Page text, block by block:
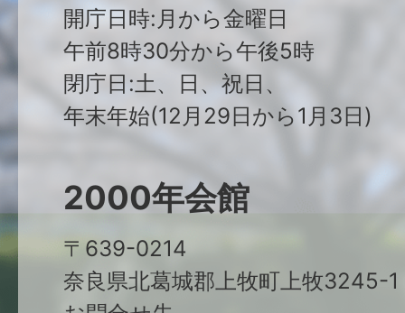
開庁日時:月から金曜日
午前8時30分から午後5時
閉庁日:土、日、祝日、
年末年始(12月29日から1月3日)
2000年会館
〒639-0214
奈良県北葛城郡上牧町上牧3245-1